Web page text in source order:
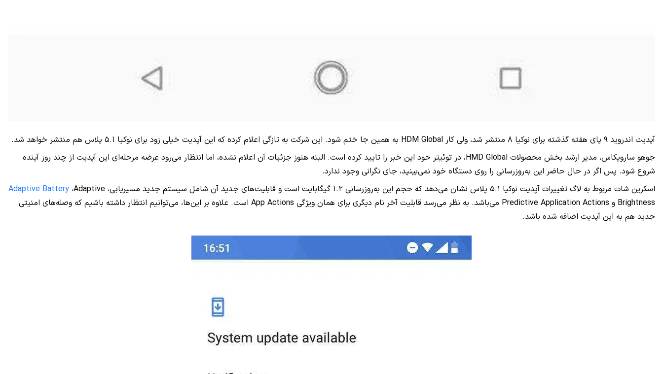
آپدیت اندروید ۹ پای هفته گذشته برای نوکیا ۸ منتشر شد، ولی کار HDM Global به همین جا ختم شود. این شرکت به تازگی اعلام کرده که این آپدیت خیلی زود برای نوکیا ۵.۱ پلاس هم منتشر خواهد شد.
جوهو سارویکاس، مدیر ارشد بخش محصولات HMD Global، در توئیتر خود این خبر را تایید کرده است. البته هنوز جزئیات آن اعلام نشده، اما انتظار می‌رود عرضه مرحله‌ای این آپدیت از چند روز آینده
شروع شود. پس اگر در حال حاضر این به‌روزرسانی را روی دستگاه خود نمی‌بینید، جای نگرانی وجود ندارد.
اسکرین شات مربوط به لاگ تغییرات آپدیت نوکیا ۵.۱ پلاس نشان می‌دهد که حجم این به‌روزرسانی ۱.۲ گیگابایت است و قابلیت‌های جدید آن شامل سیستم جدید مسیریابی،
Adaptive Battery ،Adaptive
Brightness و Predictive Application Actions می‌باشد. به نظر می‌رسد قابلیت آخر نام دیگری برای همان ویژگی App Actions است. علاوه بر این‌ها، می‌توانیم انتظار داشته باشیم که وصله‌های امنیتی
جدید هم به این آپدیت اضافه شده باشد.